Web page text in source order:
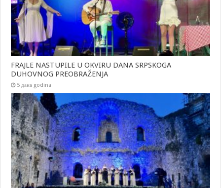
FRAJLE NASTUPILE U OKVIRU DANA SRPSKOGA
DUHOVNOG PREOBRAŽENJA
5 дана godina